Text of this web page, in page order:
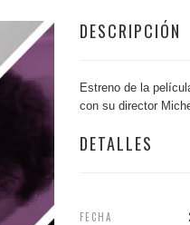
DESCRIPCIÓN
Estreno de la
con su director
DETALLES
FECHA